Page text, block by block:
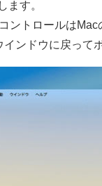
ます。
ントロールはMac
ンドウに戻って